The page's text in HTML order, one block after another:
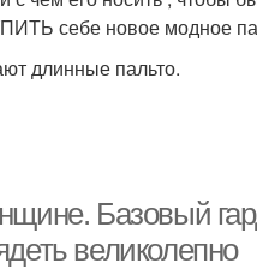
себе новое модное
длинные пальто.
Базовый
великолепно